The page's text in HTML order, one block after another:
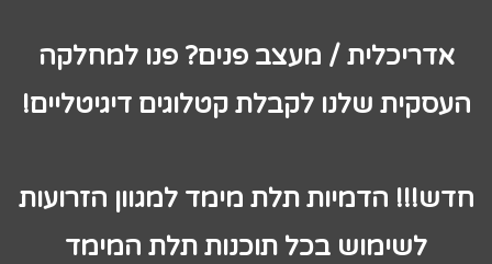
אדריכלית / מעצב פנים? פנו למחלקה
העסקית שלנו לקבלת קטלוגים דיגיטליים!
חדש!!! הדמיות תלת מימד למגוון הזרועות
לשימוש בכל תוכנות תלת המימד